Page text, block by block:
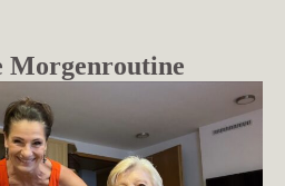
Morgenroutine